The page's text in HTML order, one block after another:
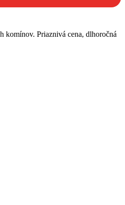
Priaznivá cena, dlhoročná